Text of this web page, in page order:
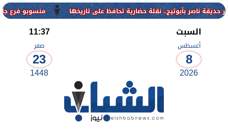
منسوبو فرع جامعة الأزهر
السبت
أغسطس
8
2026
11:37
صفر
23
1448